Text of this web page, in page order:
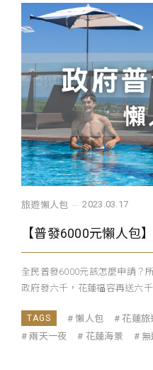
旅遊懶人包 2023.03.17
全民普發6000元該怎麼申請？
政府發六千，花蓮福容再送六千
懶人包
花蓮旅
兩天一夜
花蓮海景